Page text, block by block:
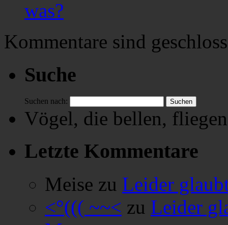
was?
Kommentare sind
Suche
Suchen nach:
Vögel, die bellen,
Letzte Kommentare
Meise zu Leider
<°((( ~~< zu Leider